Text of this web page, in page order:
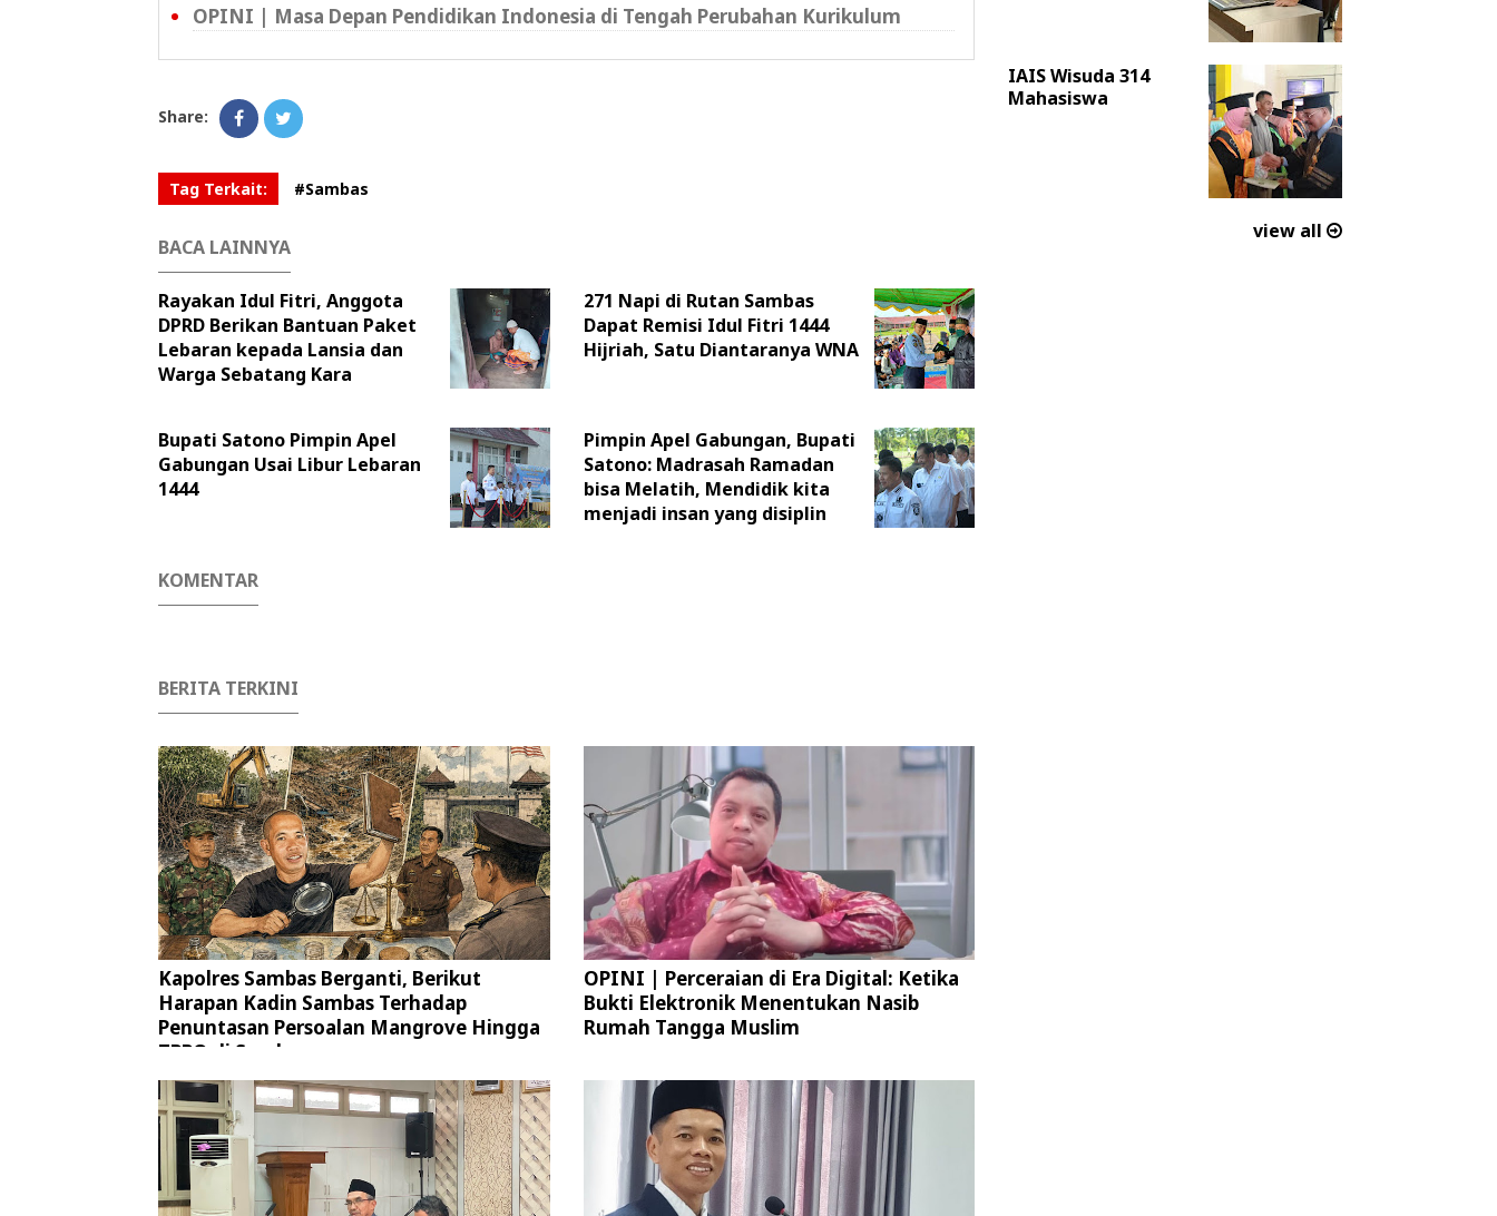
OPINI | Masa Depan Pendidikan Indonesia di Tengah Perubahan Kurikulum
Share:
Tag Terkait: #Sambas
BACA LAINNYA
Rayakan Idul Fitri, Anggota
DPRD Berikan Bantuan Paket
Lebaran kepada Lansia dan
Warga Sebatang Kara
271 Napi di Rutan Sambas
Dapat Remisi Idul Fitri 1444
Hijriah, Satu Diantaranya WNA
Bupati Satono Pimpin Apel
Gabungan Usai Libur Lebaran
1444
Pimpin Apel Gabungan, Bupati
Satono: Madrasah Ramadan
bisa Melatih, Mendidik kita
menjadi insan yang disiplin
KOMENTAR
BERITA TERKINI
Kapolres Sambas Berganti, Berikut
Harapan Kadin Sambas Terhadap
Penuntasan Persoalan Mangrove Hingga
TPPO di Sambas
OPINI | Perceraian di Era Digital: Ketika
Bukti Elektronik Menentukan Nasib
Rumah Tangga Muslim
IAIS Wisuda 314
Mahasiswa
view all